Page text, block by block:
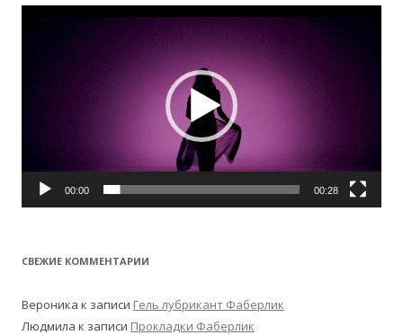
Видеоплеер
00:00 00:28
СВЕЖИЕ КОММЕНТАРИИ
Вероника к записи Гель лубрикант Фаберлик
Людмила к записи Прокладки Фаберлик